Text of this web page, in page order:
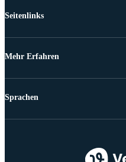
Seitenlinks
Mehr Erfahren
Sprachen